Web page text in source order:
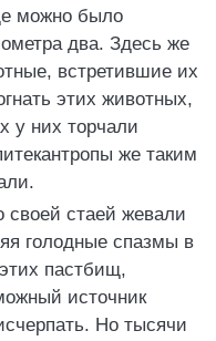
можно было
два. Здесь же
встретившие их
этих животных,
у них торчали
же таким
стаей жевали
голодные спазмы в
пастбищ,
источник
Но тысячи